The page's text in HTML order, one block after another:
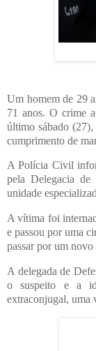
Um homem de 29
71 anos. O crime
último sábado
cumprimento de
A Polícia Civil
pela Delegacia
unidade
A vítima foi
e passou por uma
passar por um
A delegada de
o suspeito e a
extraconjugal, uma